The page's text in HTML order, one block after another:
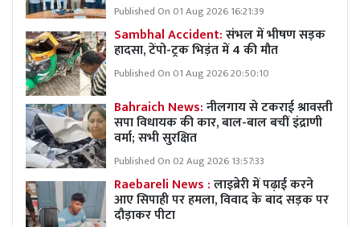
Published On 01 Aug 2026 16:21:39
Sambhal Accident:संभल में भीषण सड़क
हादसा, टेंपो-ट्रक भिड़ंत में 4 की मौत
Published On 01 Aug 2026 20:50:10
Bahraich News:नीलगाय से टकराई श्रावस्ती
सपा विधायक की कार, बाल-बाल बचीं इंद्राणी
वर्मा; सभी सुरक्षित
Published On 02 Aug 2026 13:57:33
Raebareli News :लाइब्रेरी में पढ़ाई करने
आए सिपाही पर हमला, विवाद के बाद सड़क पर
दौड़ाकर पीटा